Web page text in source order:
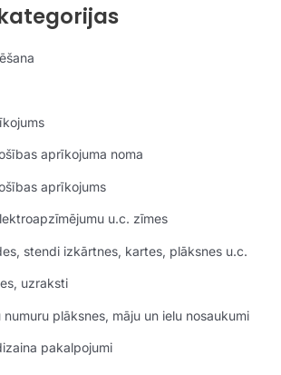
aprīkojuma noma
aprīkojums
u.c. zīmes
stendi izkārtnes, kartes, plāksnes u.c.
uzraksti
numuru plāksnes, māju un ielu nosaukumi
pakalpojumi